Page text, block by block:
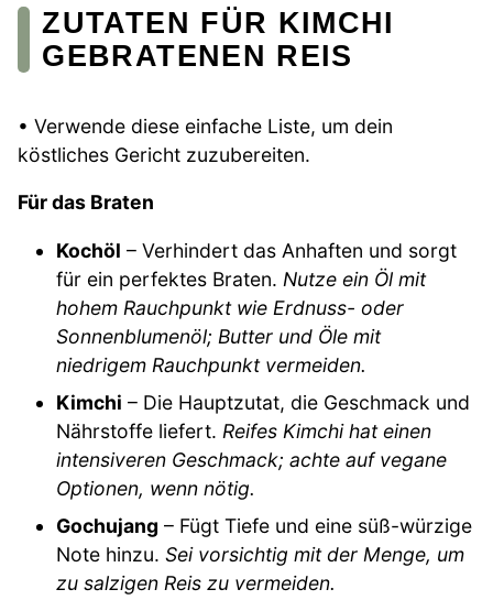
ZUTATEN FÜR KIMCHI
GEBRATENEN REIS
• Verwende diese einfache Liste, um dein
köstliches Gericht zuzubereiten.
Für das Braten
Kochöl – Verhindert das Anhaften und sorgt
für ein perfektes Braten. Nutze ein Öl mit
hohem Rauchpunkt wie Erdnuss- oder
Sonnenblumenöl; Butter und Öle mit
niedrigem Rauchpunkt vermeiden.
Kimchi – Die Hauptzutat, die Geschmack und
Nährstoffe liefert. Reifes Kimchi hat einen
intensiveren Geschmack; achte auf vegane
Optionen, wenn nötig.
Gochujang – Fügt Tiefe und eine süß-würzige
Note hinzu.Sei vorsichtig mit der Menge, um
zu salzigen Reis zu vermeiden.